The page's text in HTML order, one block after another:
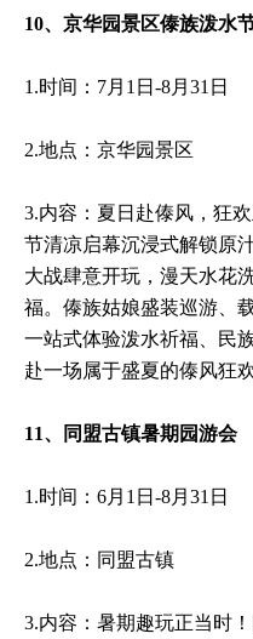
10、京华园景区傣族泼水
1.时间：7月1日-8月31日
2.地点：京华园景区
3.内容：夏日赴傣风，狂
节清凉启幕沉浸式解锁原
大战肆意开玩，漫天水花
福。傣族姑娘盛装巡游、
一站式体验泼水祈福、民
赴一场属于盛夏的傣风狂欢
11、同盟古镇暑期园游会
1.时间：6月1日-8月31日
2.地点：同盟古镇
3.内容：暑期趣玩正当时